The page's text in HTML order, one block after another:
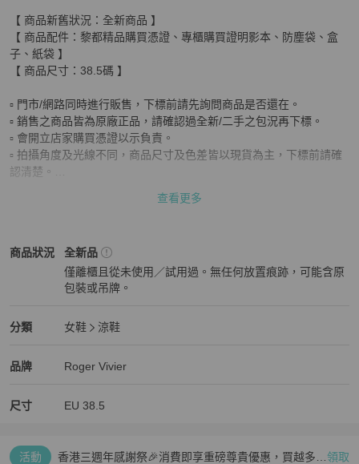
關於Roger Vivier RV 米色 藕色 裸色 漆皮 低跟鞋 尖頭鞋 跟鞋
【 商品新舊狀況：全新商品 】
【 商品配件：黎都精品購買憑證、專櫃購買證明影本、防塵袋、盒
子、紙袋 】
【 商品尺寸：38.5碼 】
▫ 門市/網路同時進行販售，下標前請先詢問商品是否還在。
▫ 銷售之商品皆為原廠正品，請確認過全新/二手之包況再下標。
▫ 會開立店家購買憑證以示負責。
▫ 拍攝角度及光線不同，商品尺寸及色差皆以現貨為主，下標前請確
認清楚。
查看更多
商品狀況
Roger Vivier女鞋商品狀態與細節
全新品
僅離櫃且從未使用／試用過。無任何放置痕跡，可能含原
包裝或吊牌。
分類
Roger Vivier女鞋分類資訊
女鞋
涼鞋
品牌
Roger Vivier精品女鞋品牌介紹
Roger Vivier
Roger Vivier推薦清單
尺寸 EU 38.5
活動
香港三週年感謝祭🎉消費即享重磅尊貴優惠，買越多、 領取